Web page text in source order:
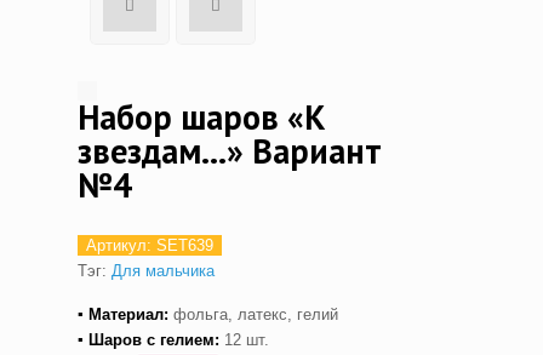
Набор шаров «К
звездам…» Вариант
№4
Артикул: SET639
Тэг: Для мальчика
▪ Материал: фольга, латекс, гелий
▪ Шаров с гелием: 12 шт.